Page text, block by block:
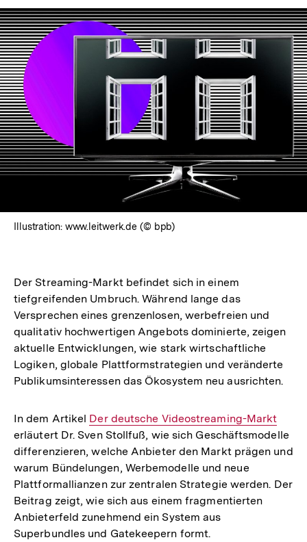
Illustration: www.leitwerk.de (© bpb)
Der Streaming-Markt befindet sich in einem
tiefgreifenden Umbruch. Während lange das
Versprechen eines grenzenlosen, werbefreien und
qualitativ hochwertigen Angebots dominierte, zeigen
aktuelle Entwicklungen, wie stark wirtschaftliche
Logiken, globale Plattformstrategien und veränderte
Publikumsinteressen das Ökosystem neu ausrichten.
In dem Artikel Interner
Link:
Der deutsche Videostreaming-Markt
erläutert Dr. Sven Stollfuß, wie sich Geschäftsmodelle
differenzieren, welche Anbieter den Markt prägen und
warum Bündelungen, Werbemodelle und neue
Plattformallianzen zur zentralen Strategie werden. Der
Beitrag zeigt, wie sich aus einem fragmentierten
Anbieterfeld zunehmend ein System aus
Superbundles und Gatekeepern formt.